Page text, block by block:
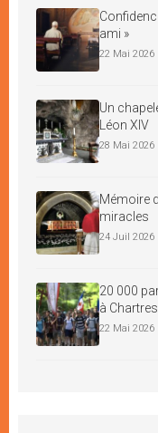
ami »
22 Mai 2026
Un
Léon XIV
28 Mai 2026
Mémoire
miracles
24 Juil 2026
20 000
à Chartres
22 Mai 2026